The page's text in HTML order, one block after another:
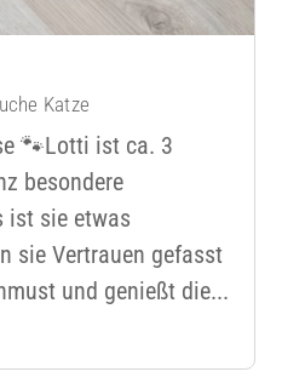
Katze
🐾Lotti ist ca. 3
besondere
ist sie etwas
sie Vertrauen gefasst
und genießt die...